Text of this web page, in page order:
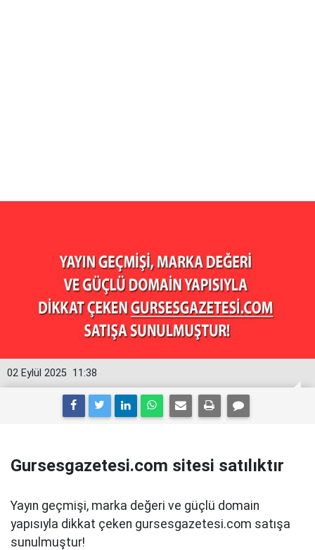
11:38
02 Eylül 2025
Gursesgazetesi.com sitesi satılıktır
Yayın geçmişi, marka değeri ve güçlü domain
yapısıyla dikkat çeken gursesgazetesi.com satışa
sunulmuştur!